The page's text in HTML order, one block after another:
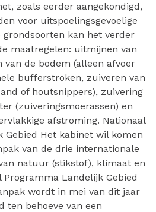
zoals eerder aangekondigd,
voor uitspoelingsgevoelige
grondsoorten kan het verder
maatregelen: uitmijnen van
van de bodem (alleen afvoer
bufferstroken, zuiveren van
of houtsnippers), zuivering
(zuiveringsmoerassen) en
afstroming. Nationaal
Gebied Het kabinet wil komen
van de drie internationale
natuur (stikstof), klimaat en
Landelijk Gebied
wordt in mei van dit jaar
ten behoeve van een